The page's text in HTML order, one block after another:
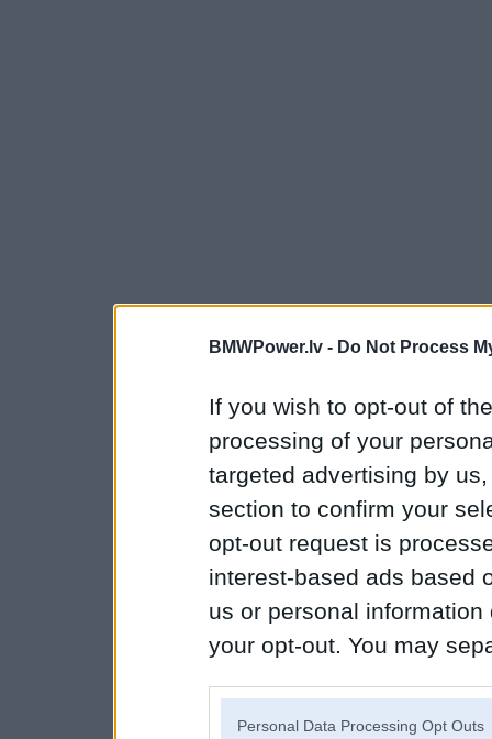
BMWPower.lv - Do Not Process
If you wish to opt-out of
processing of your
targeted advertising by
section to confirm your
opt-out request is
interest-based ads based
us or personal
your opt-out. You may
Personal Data Processing Opt Outs